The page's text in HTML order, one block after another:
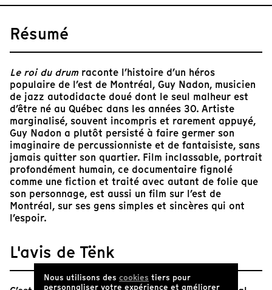
Résumé
Le roi du drumraconte l’histoire d’un héros
populaire de l’est de Montréal, Guy Nadon, musicien
de jazz autodidacte doué dont le seul malheur est
d’être né au Québec dans les années 30. Artiste
marginalisé, souvent incompris et rarement appuyé,
Guy Nadon a plutôt persisté à faire germer son
imaginaire de percussionniste et de fantaisiste, sans
jamais quitter son quartier. Film inclassable, portrait
profondément humain, ce documentaire fignolé
comme une fiction et traité avec autant de folie que
son personnage, est aussi un film sur l’est de
Montréal, sur ses gens simples et sincères qui ont
l’espoir.
L'avis de Tënk
Nous utilisons des cookies tiers pour
personnaliser votre expérience et améliorer